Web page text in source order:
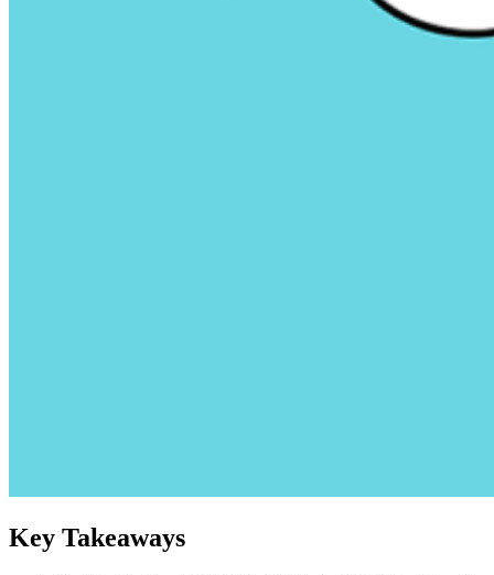
Key Takeaways